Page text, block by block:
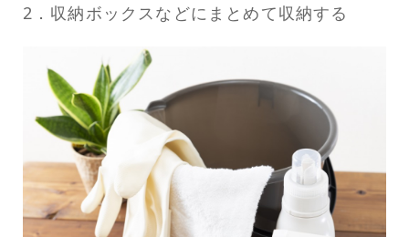
2．収納ボックスなどにまとめて収納する